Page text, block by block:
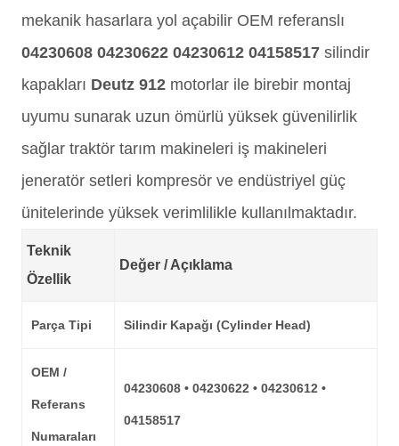
mekanik hasarlara yol açabilir OEM referanslı
04230608 04230622 04230612 04158517 silindir
kapakları Deutz 912 motorlar ile birebir montaj
uyumu sunarak uzun ömürlü yüksek güvenilirlik
sağlar traktör tarım makineleri iş makineleri
jeneratör setleri kompresör ve endüstriyel güç
ünitelerinde yüksek verimlilikle kullanılmaktadır.
Teknik
Özellik
Değer / Açıklama
Parça Tipi Silindir Kapağı (Cylinder Head)
OEM /
Referans
Numaraları
04230608 • 04230622 • 04230612 •
04158517